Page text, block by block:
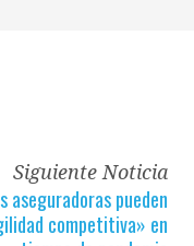
Siguiente Noticia
aseguradoras pueden
competitiva» en